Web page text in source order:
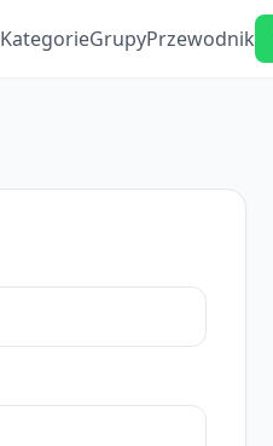
KategorieGrupyPrzewodnik